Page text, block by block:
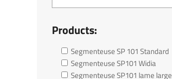
Products:
Segmenteuse SP 101 Standard
Segmenteuse SP101 Widia
Segmenteuse SP101 lame large